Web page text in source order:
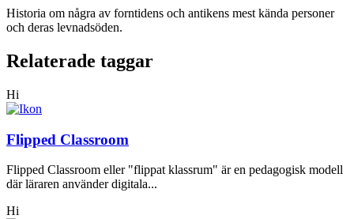
Historia om några av forntidens och antikens mest kända personer
och deras levnadsöden.
Relaterade taggar
Hi
Flipped Classroom
Flipped Classroom eller "flippat klassrum" är en pedagogisk modell
där läraren använder digitala...
Hi